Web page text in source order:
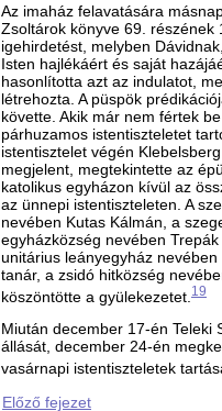
Az imaház felavatására
Zsoltárok könyve 69. részének
igehirdetést, melyben
Isten hajlékáért és saját
hasonlította azt az indulatot,
létrehozta. A püspök
követte. Akik már nem fértek
párhuzamos istentiszteletet
istentisztelet végén
megjelent, megtekintette az
katolikus egyházon kívül az
az ünnepi istentiszteleten. A
nevében Kutas Kálmán, a
egyházközség nevében
unitárius leányegyház
tanár, a zsidó hitközség
köszöntötte a gyülekezetet. 19
Miután december 17-én Teleki
állását, december 24-én
vasárnapi istentiszteletek
Előző fejezet